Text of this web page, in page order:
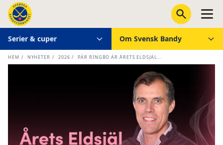
Serier & cuper Om Svensk Bandy
HEM / NYHETER / 2026 / PÄR RINGBO ÄR ÅRETS ELDSJÄL...